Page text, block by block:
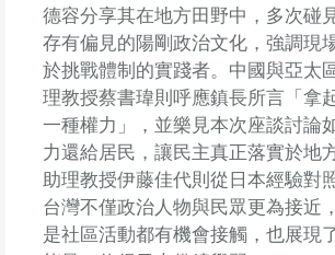
德容分享其在地方田野中，多次碰
存有偏見的陽剛政治文化，強調現
於挑戰體制的實踐者。中國與亞太
理教授蔡書瑋則呼應鎮長所言「拿
一種權力」，並樂見本次座談討論
力還給居民，讓民主真正落實於地
助理教授伊藤佳代則從日本經驗對
台灣不僅政治人物與民眾更為接近
是社區活動都有機會接觸，也展現